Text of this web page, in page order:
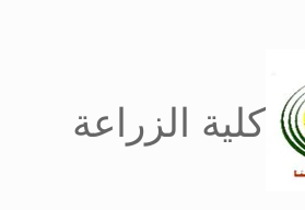
كلية الزراعة